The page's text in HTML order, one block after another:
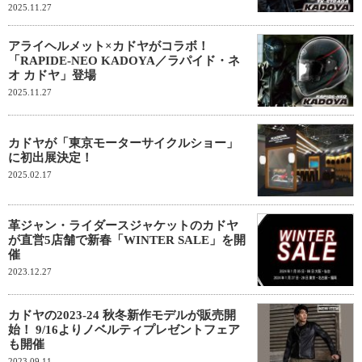
2025.11.27
アライヘルメット×カドヤがコラボ！
「RAPIDE-NEO KADOYA／ラパイド・ネ
オ カドヤ」登場
2025.11.27
カドヤが「東京モーターサイクルショー」
に初出展決定！
2025.02.17
革ジャン・ライダースジャケットのカドヤ
が直営5店舗で新春「WINTER SALE」を開
催
2023.12.27
カドヤの2023-24 秋冬新作モデルが販売開
始！ 9/16よりノベルティプレゼントフェア
も開催